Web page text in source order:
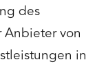
des
Anbieter von
in